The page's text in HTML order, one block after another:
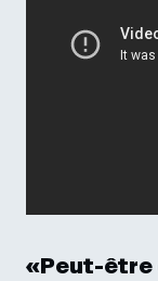
«Peut-être